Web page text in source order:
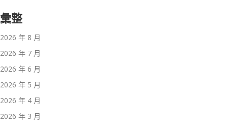
彙整
2026 年 8 月
2026 年 7 月
2026 年 6 月
2026 年 5 月
2026 年 4 月
2026 年 3 月